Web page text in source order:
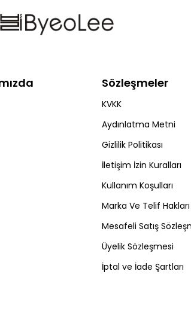
Sözleşmeler
KVKK
Aydınlatma Metni
Gizlilik Politikası
İletişim İzin Kuralları
Kullanım Koşulları
Marka Ve Telif Hakları
Mesafeli Satış
Üyelik Sözleşmesi
İptal ve İade Şartları